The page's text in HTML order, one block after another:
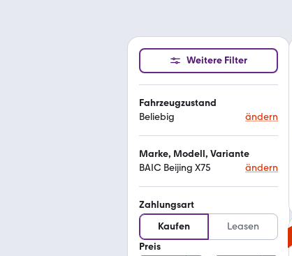
Weitere Filter
Fahrzeugzustand
Beliebig
ändern
Marke, Modell, Variante
BAIC Beijing X75
ändern
Zahlungsart
Kaufen
Leasen
Preis